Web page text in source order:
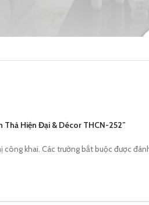
Hiện Đại & Décor THCN-252”
công khai. Các trường bắt buộc được